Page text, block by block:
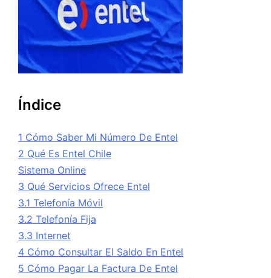
Índice
1 Cómo Saber Mi Número De Entel
2 Qué Es Entel Chile
Sistema Online
3 Qué Servicios Ofrece Entel
3.1 Telefonía Móvil
3.2 Telefonía Fija
3.3 Internet
4 Cómo Consultar El Saldo En Entel
5 Cómo Pagar La Factura De Entel